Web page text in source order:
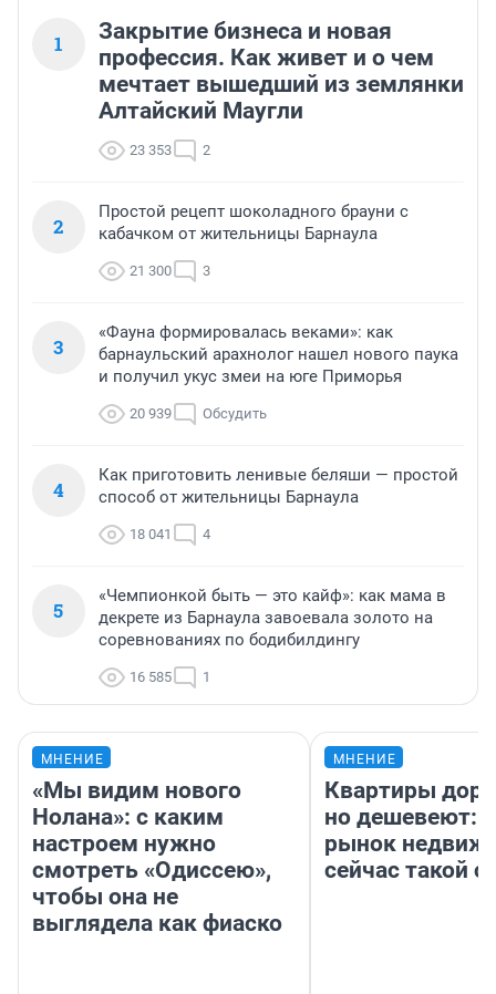
1
Закрытие бизнеса и новая
профессия. Как живет и о чем
мечтает вышедший из землянки
Алтайский Маугли
23 353 2
2
Простой рецепт шоколадного брауни с
кабачком от жительницы Барнаула
21 300 3
3
«Фауна формировалась веками»: как
барнаульский арахнолог нашел нового паука
и получил укус змеи на юге Приморья
20 939 Обсудить
4
Как приготовить ленивые беляши — простой
способ от жительницы Барнаула
18 041 4
5
«Чемпионкой быть — это кайф»: как мама в
декрете из Барнаула завоевала золото на
соревнованиях по бодибилдингу
16 585 1
МНЕНИЕ
«Мы видим нового
Нолана»: с каким
настроем нужно
смотреть «Одиссею»,
чтобы она не
выглядела как фиаско
МНЕНИЕ
Квартиры
но дешевеют:
рынок
сейчас такой